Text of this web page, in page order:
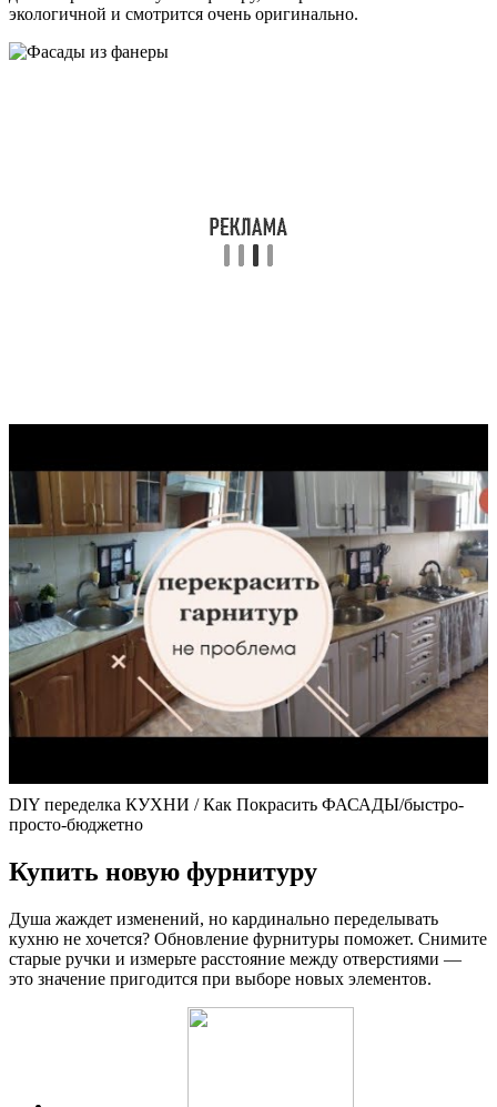
экологичной и смотрится очень оригинально.
DIY переделка КУХНИ / Как Покрасить ФАСАДЫ/быстро-
просто-бюджетно
Купить новую фурнитуру
Душа жаждет изменений, но кардинально переделывать
кухню не хочется? Обновление фурнитуры поможет. Снимите
старые ручки и измерьте расстояние между отверстиями —
это значение пригодится при выборе новых элементов.